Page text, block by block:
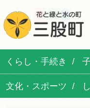
くらし・手続き
文化・スポーツ